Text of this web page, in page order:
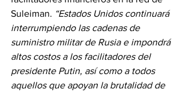
Suleiman. “Estados Unidos continuará
interrumpiendo las cadenas de
suministro militar de Rusia e impondrá
altos costos a los facilitadores del
presidente Putin, así como a todos
aquellos que apoyan la brutalidad de